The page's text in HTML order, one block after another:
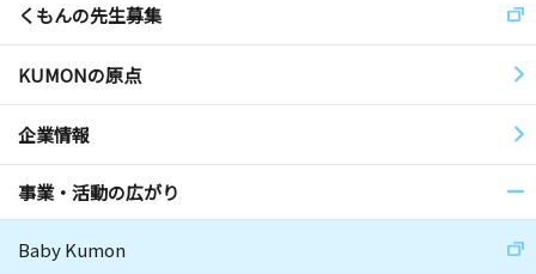
くもんの先生募集
KUMONの原点
企業情報
事業・活動の広がり
Baby Kumon